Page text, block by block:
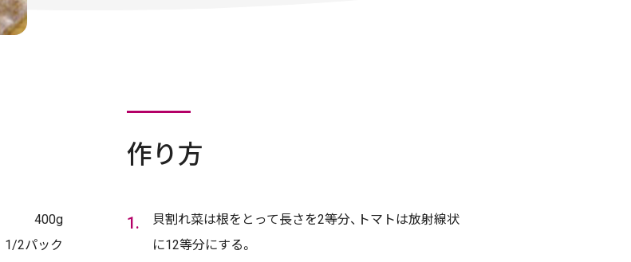
400g
1/2パック
作り方
貝割れ菜は根をとって長さを2等分、トマトは放射線状
に12等分にする。